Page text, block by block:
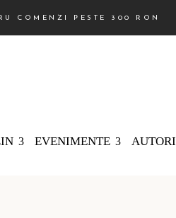
COMENZI PESTE 300 RON
EVENIMENTE AUTORI